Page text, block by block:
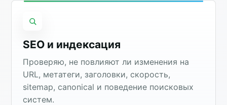
SEO и индексация
Проверяю, не повлияют ли изменения на
URL, метатеги, заголовки, скорость,
sitemap, canonical и поведение поисковых
систем.